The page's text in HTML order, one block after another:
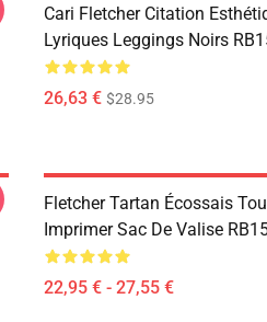
Cari Fletcher Citation
Lyriques Leggings Noirs
26,63 € $28.95
Fletcher Tartan Écossais
Imprimer Sac De Valise
22,95 € - 27,55 €